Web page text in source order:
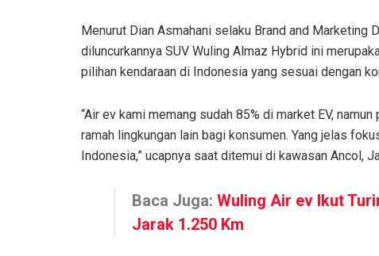
Menurut Dian Asmahani selaku Brand and Marketing
diluncurkannya SUV Wuling Almaz Hybrid ini
pilihan kendaraan di Indonesia yang sesuai dengan
“Air ev kami memang sudah 85% di market EV,
ramah lingkungan lain bagi konsumen. Yang jelas
Indonesia,” ucapnya saat ditemui di kawasan Ancol,
Baca Juga: Wuling Air ev Ikut
Jarak 1.250 Km